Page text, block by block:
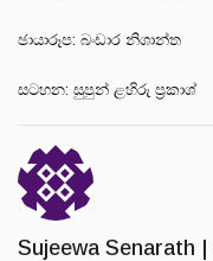
ඡායාරූප: බංඩාර නිශාන්ත
සටහන: සුපුන් ළහිරු ප්‍රකාශ්
Sujeewa Senarath |